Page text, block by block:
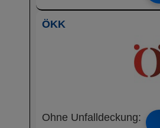
ÖKK
Ohne Unfalldeckung: